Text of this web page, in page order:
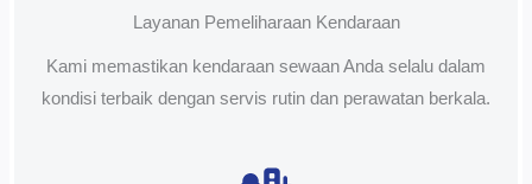
Layanan Pemeliharaan Kendaraan
Kami memastikan kendaraan sewaan Anda selalu dalam
kondisi terbaik dengan servis rutin dan perawatan berkala.